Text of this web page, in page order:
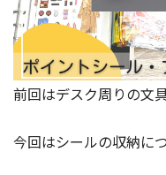
前回はデスク周りの文
今回はシールの収納に